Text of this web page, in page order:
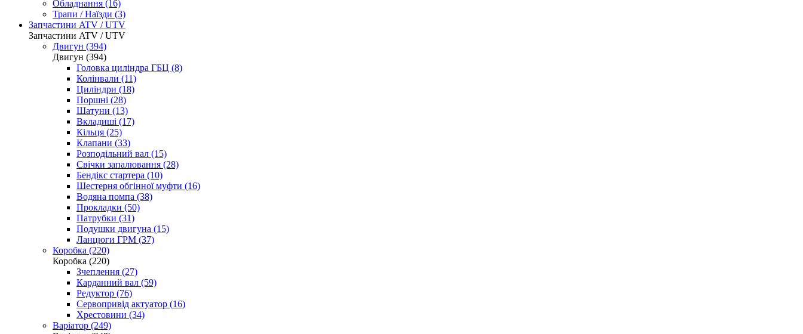
Обладнання (16)
Трапи / Наїзди (3)
Запчастини ATV / UTV
Запчастини ATV / UTV
Двигун (394)
Двигун (394)
Головка циліндра ГБЦ (8)
Колінвали (11)
Циліндри (18)
Поршні (28)
Шатуни (13)
Вкладиші (17)
Кільця (25)
Клапани (33)
Розподільний вал (15)
Свічки запалювання (28)
Бендікс стартера (10)
Шестерня обгінної муфти (16)
Водяна помпа (38)
Прокладки (50)
Патрубки (31)
Подушки двигуна (15)
Ланцюги ГРМ (37)
Коробка (220)
Коробка (220)
Зчеплення (27)
Карданний вал (59)
Редуктор (76)
Сервопривід актуатор (16)
Хрестовини (34)
Варіатор (249)